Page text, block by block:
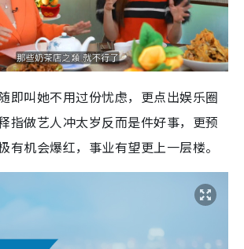
即叫她不用过份忧虑，更点出娱乐圈
指做艺人冲太岁反而是件好事，更预
有机会爆红，事业有望更上一层楼。